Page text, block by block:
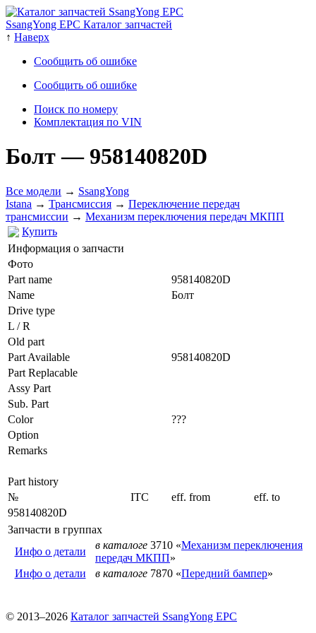
SsangYong EPC Каталог запчастей
↑ Наверх
Сообщить об ошибке
Сообщить об ошибке
Поиск по номеру
Комплектация по VIN
Болт— 958140820D
Все модели → SsangYong
Istana → Трансмиссия → Переключение передач
трансмиссии → Механизм переключения передач МКПП
Купить
Информация о запчасти
Фото
Part name
958140820D
Name
Болт
Drive type
L / R
Old part
Part Available
958140820D
Part Replacable
Assy Part
Sub. Part
Color
???
Option
Remarks
Part history
№
ITC eff. from
eff. to
958140820D
Запчасти в группах
Инфо о детали
в каталоге 3710 «Механизм переключения
передач МКПП»
Инфо о детали
в каталоге 7870 «Передний бампер»
© 2013–2026 Каталог запчастей SsangYong EPC